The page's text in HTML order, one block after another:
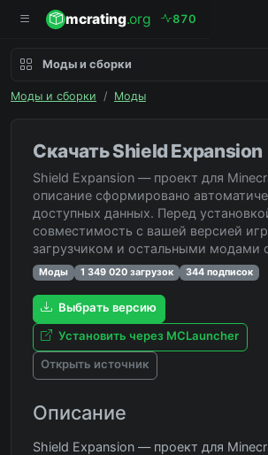
mcrating.org 870
Моды и сборки
Моды и сборки / Моды
Скачать Shield Expansion
Shield Expansion — проект для
описание сформировано
доступных данных. Перед
совместимость с вашей версией
загрузчиком и остальными модами
Моды 1 349 020 загрузок 344 подписок
Выбрать версию
Установить через MCLauncher
Открыть источник
Описание
Shield Expansion — проект для